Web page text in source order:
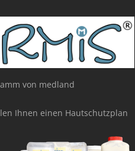
von medland
Ihnen einen Hautschutzplan